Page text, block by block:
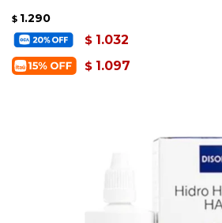
$ 1.290
$ 1.032
$ 1.097